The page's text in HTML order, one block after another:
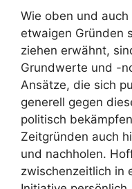
Wie oben und
etwaigen Gründen
ziehen erwähnt,
Grundwerte und -
Ansätze, die sich
generell gegen
politisch
Zeitgründen auch
und nachholen.
zwischenzeitlich in